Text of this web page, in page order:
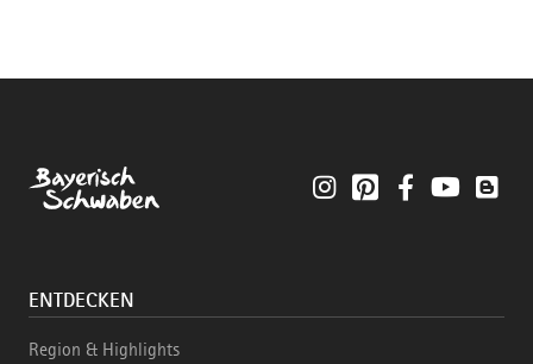
InstagramPinterestFacebookYouTube
ENTDECKEN
Region & Highlights